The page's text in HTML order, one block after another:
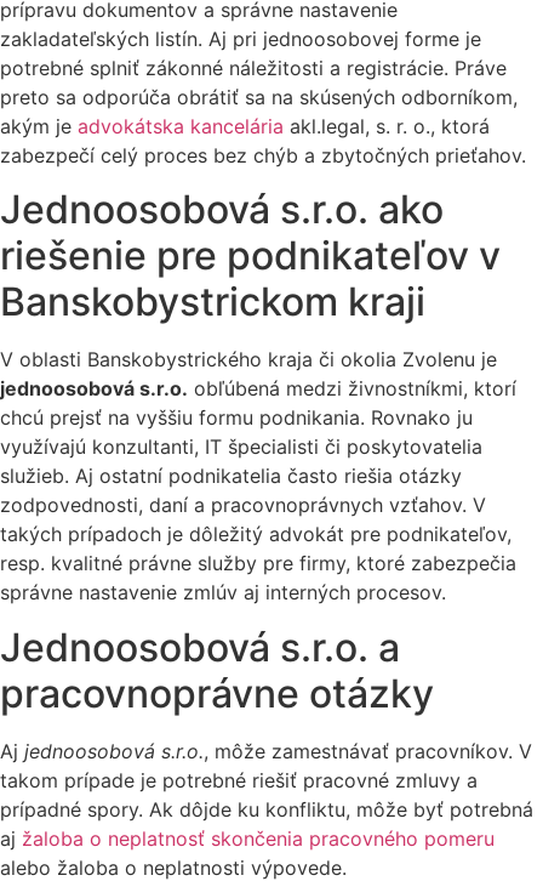
prípravu dokumentov a správne nastavenie
zakladateľských listín. Aj pri jednoosobovej forme je
potrebné splniť zákonné náležitosti a registrácie. Práve
preto sa odporúča obrátiť sa na skúsených odborníkom,
akým je advokátska kancelária akl.legal, s. r. o., ktorá
zabezpečí celý proces bez chýb a zbytočných prieťahov.
Jednoosobová s.r.o. ako
riešenie pre podnikateľov v
Banskobystrickom kraji
V oblasti Banskobystrického kraja či okolia Zvolenu je
jednoosobová s.r.o. obľúbená medzi živnostníkmi, ktorí
chcú prejsť na vyššiu formu podnikania. Rovnako ju
využívajú konzultanti, IT špecialisti či poskytovatelia
služieb. Aj ostatní podnikatelia často riešia otázky
zodpovednosti, daní a pracovnoprávnych vzťahov. V
takých prípadoch je dôležitý advokát pre podnikateľov,
resp. kvalitné právne služby pre firmy, ktoré zabezpečia
správne nastavenie zmlúv aj interných procesov.
Jednoosobová s.r.o. a
pracovnoprávne otázky
Aj jednoosobová s.r.o., môže zamestnávať pracovníkov. V
takom prípade je potrebné riešiť pracovné zmluvy a
prípadné spory. Ak dôjde ku konfliktu, môže byť potrebná
aj žaloba o neplatnosť skončenia pracovného pomeru
alebo žaloba o neplatnosti výpovede.